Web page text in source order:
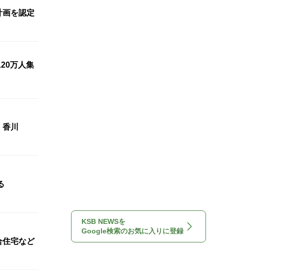
を認定
万人集
川
宅など
KSB NEWSを
Google検索のお気に入りに登録